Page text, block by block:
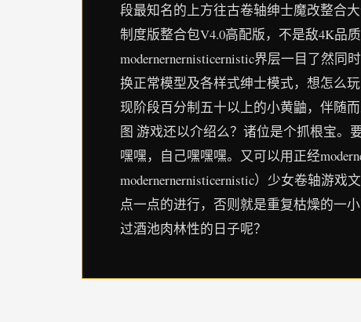
段最知名的上方往古卷轴绅士魔改整合
制度版整合包V4.0高配版，不是敌4K品
modernernernisticernistic界层一目了然
换正常模型及各样式绅士模式，想怎么
现阶段百分制五十以上的小黄鼬，伴随
图 游戏还以介绍么？诸位是个抓根宝。
嘿嘿，自己嘿嘿嘿。又可以用正经
modernernernisticernistic）少女卷轴游
点一点的进行，否则就是重复枯燥的一
过酒池肉林性的日子呢？